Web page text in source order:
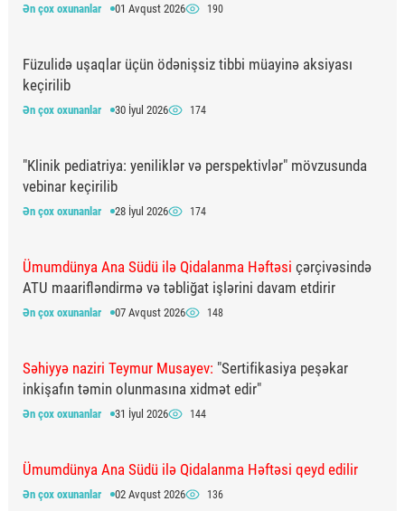
Ən çox oxunanlar 01 Avqust 2026 190
Füzulidə uşaqlar üçün ödənişsiz tibbi müayinə aksiyası
keçirilib
Ən çox oxunanlar 30 İyul 2026 174
"Klinik pediatriya: yeniliklər və perspektivlər" mövzusunda
vebinar keçirilib
Ən çox oxunanlar 28 İyul 2026 174
Ümumdünya Ana Südü ilə Qidalanma Həftəsi çərçivəsində
Ən çox oxunanlar 07 Avqust 2026 148
Səhiyyə naziri Teymur Musayev: "Sertifikasiya peşəkar
inkişafın təmin olunmasına xidmət edir"
Ən çox oxunanlar 31 İyul 2026 144
Ümumdünya Ana Südü ilə Qidalanma Həftəsi qeyd edilir
Ən çox oxunanlar 02 Avqust 2026 136